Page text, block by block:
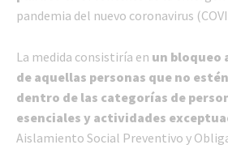
pandemia del nuevo coronavirus
La medida consistiría en un bloqueo
de aquellas personas que no
dentro de las categorías de
esenciales y actividades
Aislamiento Social Preventivo y